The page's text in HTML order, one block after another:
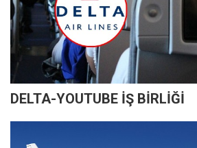
DELTA-YOUTUBE İŞ BİRLİĞİ